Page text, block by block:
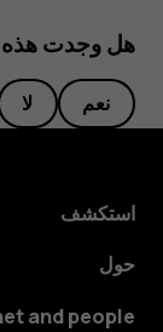
DUB
Watch
هل وجدت هذه
نعم لا
استكشف
حول
and people